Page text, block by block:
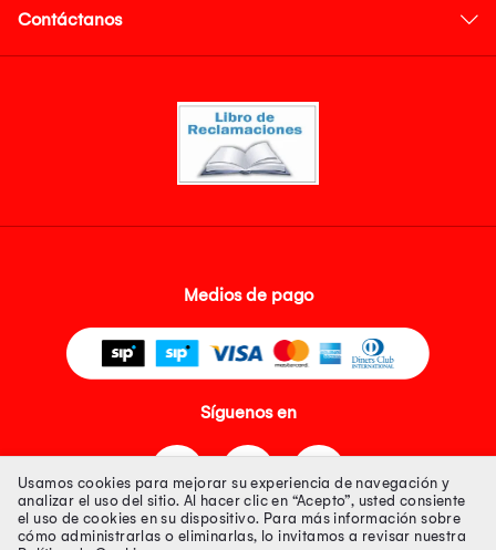
Contáctanos
Medios de pago
Síguenos en
Usamos cookies para mejorar su experiencia de navegación y
analizar el uso del sitio. Al hacer clic en “Acepto”, usted consiente
el uso de cookies en su dispositivo. Para más información sobre
cómo administrarlas o eliminarlas, lo invitamos a revisar nuestra